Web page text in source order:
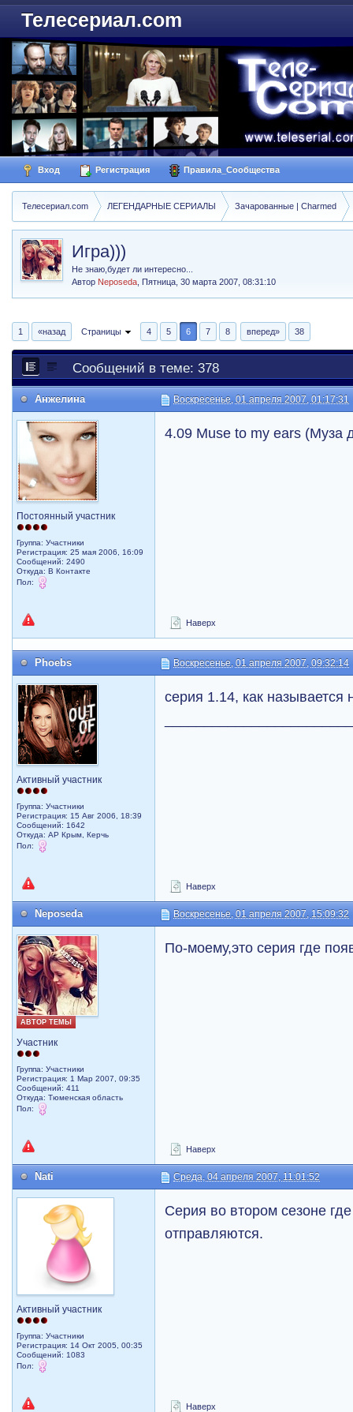
Телесериал.com
Вход Регистрация Правила_Сообщества
Телесериал.com ЛЕГЕНДАРНЫЕ СЕРИАЛЫ Зачарованные | Charmed
Игра)))
Не знаю,будет ли интересно...
Автор Neposeda ,Пятница, 30 марта 2007, 08:31:10
1 «назад Страницы 4 5 6 7 8 вперед» 38
Сообщений в теме: 378
Анжелина Воскресенье, 01 апреля 2007, 01:17:31
Постоянный участник
Группа: Участники
Регистрация: 25 мая 2006, 16:09
Сообщений: 2490
Откуда: В Контакте
Пол:
4.09 Muse to my ears (Муза
Наверх
Phoebs Воскресенье, 01 апреля 2007, 09:32:14
Активный участник
Группа: Участники
Регистрация: 15 Авг 2006, 18:39
Сообщений: 1642
Откуда: АР Крым, Керчь
Пол:
серия 1.14, как
Наверх
Neposeda Воскресенье, 01 апреля 2007, 15:09:32
АВТОР ТЕМЫ
Участник
Группа: Участники
Регистрация: 1 Мар 2007, 09:35
Сообщений: 411
Откуда: Тюменская область
Пол:
По-моему,это серия где
Наверх
Nati Среда, 04 апреля 2007, 11:01:52
Активный участник
Группа: Участники
Регистрация: 14 Окт 2005, 00:35
Сообщений: 1083
Пол:
Серия во втором сезоне
отправляются.
Наверх